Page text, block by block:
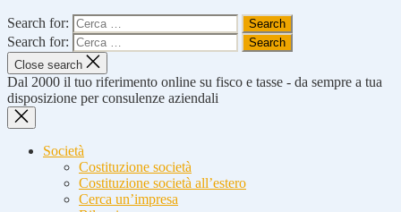
Search for:
Search for:
Close search
Dal 2000 il tuo riferimento online su fisco e tasse - da sempre a tua
disposizione per consulenze aziendali
Società
Costituzione società
Costituzione società all’estero
Cerca un’impresa